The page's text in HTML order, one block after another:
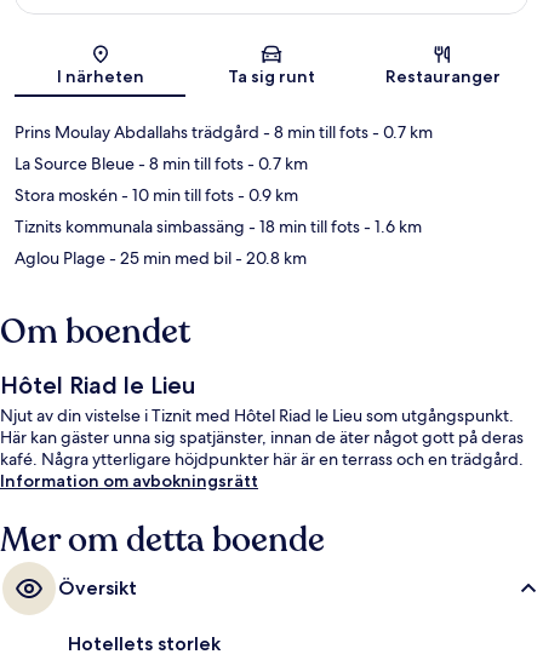
Karta
I närheten Ta sig runt Restauranger
Prins Moulay Abdallahs trädgård - 8 min till fots- 0.7 km
La Source Bleue- 8 min till fots- 0.7 km
Stora moskén- 10 min till fots- 0.9 km
Tiznits kommunala simbassäng - 18 min till fots- 1.6 km
Aglou Plage- 25 min med bil- 20.8 km
Om boendet
Hôtel Riad le Lieu
Njut av din vistelse i Tiznit med Hôtel Riad le Lieu som utgångspunkt.
Här kan gäster unna sig spatjänster, innan de äter något gott på deras
kafé. Några ytterligare höjdpunkter här är en terrass och en trädgård.
Information om avbokningsrätt
Mer om detta boende
Översikt
Hotellets storlek